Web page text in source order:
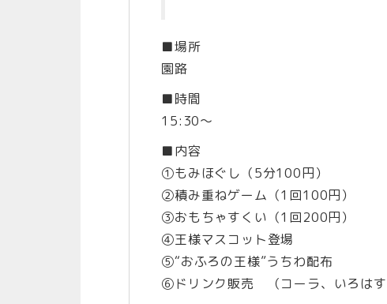
■場所
園路
■時間
15:30～
■内容
①もみほぐし（5分100円）
②積み重ねゲーム（1回100円）
③おもちゃすくい（1回200円）
④王様マスコット登場
⑤“おふろの王様”うちわ配布
⑥ドリンク販売 （コーラ、いろはす